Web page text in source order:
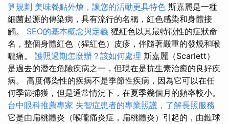
算規劃 美味餐點外燴，讓您的活動更具特色 斯嘉麗是一種
細菌起源的傳染病，具有流行的名稱，紅色感染和身體接
觸。 SEO的基本概念與定義 猩紅色以其最特徵性的症狀命
名，整個身體紅色（猩紅色）皮疹，伴隨著嚴重的發燒和喉
嚨痛。 護照過期怎麼辦？該如何處理 斯嘉麗（Scarlett）
是過去的潛在危險疾病之一，但現在是抗生素治癒的良好疾
病。 高度傳染性的疾病不是季節性疾病，因為它可以在任
何季節捕獲，但是通常情況下，在夏季幾個月的頻率較小。
台中眼科推薦專家 失智症患者的專業照護，了解長照服務
它是由扁桃體炎（喉嚨痛炎症，扁桃體炎）引起的，由鏈球